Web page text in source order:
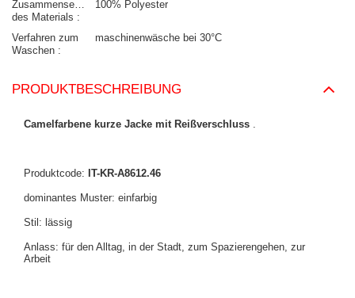
Zusammensetzung
des Materials
100% Polyester
Verfahren zum
Waschen
maschinenwäsche bei 30°C
PRODUKTBESCHREIBUNG
Camelfarbene kurze Jacke mit Reißverschluss
Produktcode: IT-KR-A8612.46
dominantes Muster: einfarbig
Stil: lässig
Anlass: für den Alltag, in der Stadt, zum Spazierengehen, zur
Arbeit